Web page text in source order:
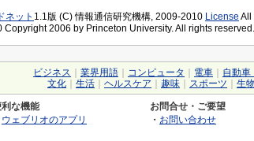
ネット 1.1版 (C) 情報通信研究機構, 2009-2010 License All
Copyright 2006 by Princeton University. All rights reserved.
ビジネス 業界用語 コンピュータ 電車 自動車
文化
生活 ヘルスケア 趣味 スポーツ 生物
利な機能
ウェブリオのアプリ
お問合せ・ご要望
・ お問い合わせ